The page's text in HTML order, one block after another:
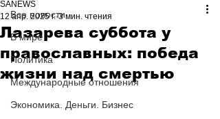
Все новости
В мире
Политика
Международные отношения
Экономика. Деньги. Бизнес
Лазарева суббота у
православных: победа
жизни над смертью
SANEWS
12 апр. 2025 г. 3 мин. чтения